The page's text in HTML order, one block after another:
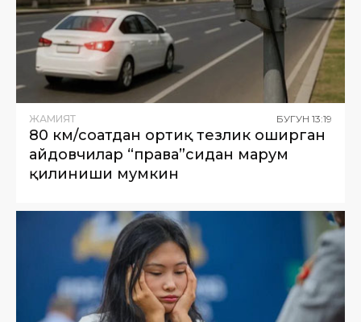
ЖАМИЯТ БУГУН 13:19
80 км/соатдан ортиқ тезлик оширган
ҳайдовчилар “права”сидан маҳрум
қилиниши мумкин